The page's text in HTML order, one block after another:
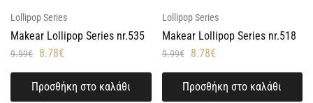
Lollipop Series
Makear Lollipop Series nr.535
9.99€ 8.78€
Προσθήκη στο καλάθι
Lollipop Series
Makear Lollipop Series nr.518
9.99€ 8.78€
Προσθήκη στο καλάθι